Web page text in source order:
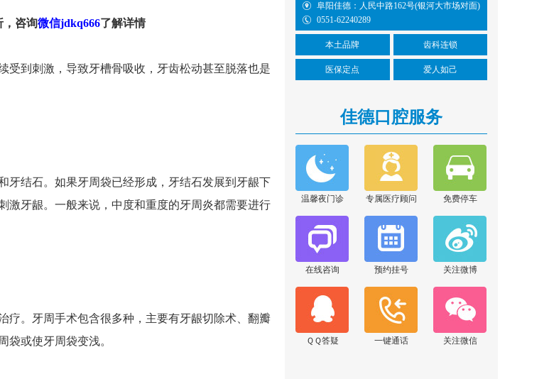
，咨询微信jdkq666了解详情
受到刺激，导致牙槽骨吸收，牙齿松动甚至脱落也是
结石。如果牙周袋已经形成，牙结石发展到牙龈下
激牙龈。一般来说，中度和重度的牙周炎都需要进行
疗。牙周手术包含很多种，主要有牙龈切除术、翻瓣
袋或使牙周袋变浅。
华邦万派城5-8109
大学站B1号口)
0551-62240289
阜阳佳德：人民中路162号(银河大市场对面)
0551-62240289
本土品牌 齿科连锁
医保定点 爱人如己
佳德口腔服务
温馨夜门诊 专属医疗顾问 免费停车
在线咨询 预约挂号 关注微博
ＱＱ答疑 一键通话 关注微信
胡亚萍
擅长项目：口腔内根管
治疗和残根残冠为特色
的修复...
[详情]
在线咨询
张晓云
擅长项目：显微根管治
疗、前后牙美学修复、
阻生牙...
[详情]
在线咨询
范青青
擅长项目：根管治疗、